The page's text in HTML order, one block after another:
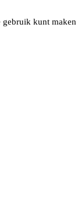
kunt maken